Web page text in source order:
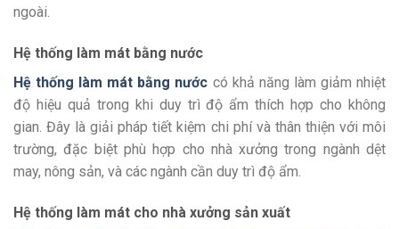
ngoài.
Hệ thống làm mát bằng nước
Hệ thống làm mát bằng nước có khả năng làm giảm nhiệt
độ hiệu quả trong khi duy trì độ ẩm thích hợp cho không
gian. Đây là giải pháp tiết kiệm chi phí và thân thiện với môi
trường, đặc biệt phù hợp cho nhà xưởng trong ngành dệt
may, nông sản, và các ngành cần duy trì độ ẩm.
Hệ thống làm mát cho nhà xưởng sản xuất